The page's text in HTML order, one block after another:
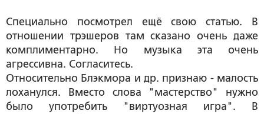
Специально посмотрел ещё свою статью. В
отношении трэшеров там сказано очень даже
комплиментарно. Но музыка эта очень
агрессивна. Согласитесь.
Относительно Блэкмора и др. признаю - малость
лоханулся. Вместо слова "мастерство" нужно
было употребить "виртуозная игра". В